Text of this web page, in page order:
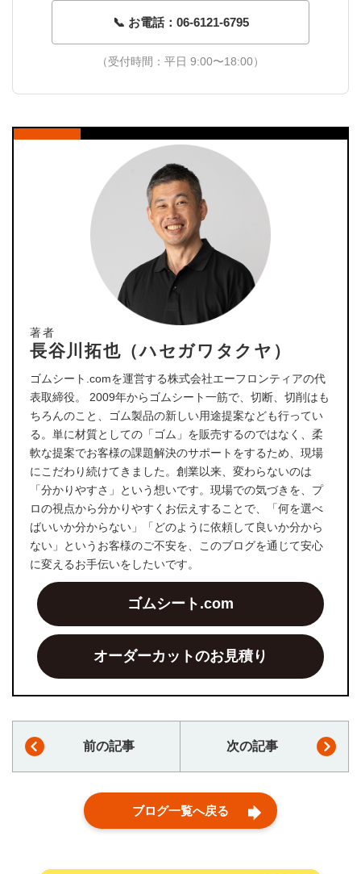
📞 お電話：06-6121-6795
（受付時間：平日 9:00〜18:00）
著者
長谷川拓也（ハセガワタクヤ）
ゴムシート.comを運営する株式会社エーフロンティアの代
表取締役。 2009年からゴムシート一筋で、切断、切削はも
ちろんのこと、ゴム製品の新しい用途提案なども行ってい
る。単に材質としての「ゴム」を販売するのではなく、柔
軟な提案でお客様の課題解決のサポートをするため、現場
にこだわり続けてきました。創業以来、変わらないのは
「分かりやすさ」という想いです。現場での気づきを、プ
ロの視点から分かりやすくお伝えすることで、「何を選べ
ばいいか分からない」「どのように依頼して良いか分から
ない」というお客様のご不安を、このブログを通じて安心
に変えるお手伝いをしたいです。
ゴムシート.com
オーダーカットのお見積り
前の記事 次の記事
ブログ一覧へ戻る